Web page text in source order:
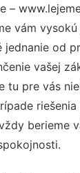
–
vám
jednanie od
vašej
tu pre vás
berieme